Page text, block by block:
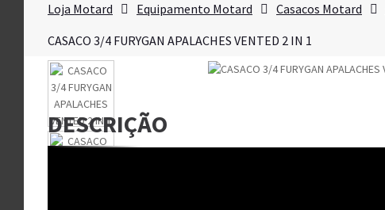
Loja Motard Equipamento Motard Casacos Motard
CASACO 3/4 FURYGAN APALACHES VENTED 2 IN 1
DESCRIÇÃO